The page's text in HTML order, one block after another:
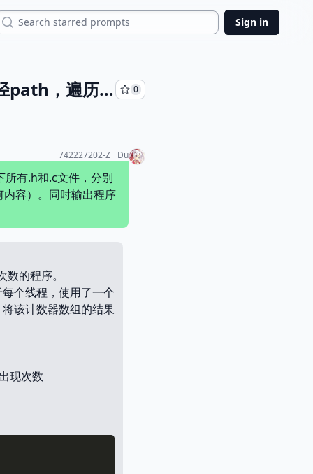
Sign in
在gcc编译器上利用四线程并行程序实现:命令行传入参数：路径path，遍历path下所有.h和.c文件，分别统计26个字母出现的次数，不区分大小写，输出统计得到的次数（中间不输出任何内容）。同时输出程序所用时间，给出完整的C语言代码及注释。要求每一个线程分担一定量的任务 0
742227202-Z__Du
有.h和.c文件，分别
容）。同时输出程序
的程序。
个线程，使用了一个
该计数器数组的结果
现次数